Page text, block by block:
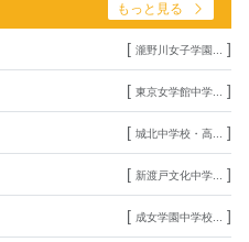
もっと見る
[ 瀧野川女子学園... ]
[ 東京女学館中学... ]
[ 城北中学校・高... ]
[ 新渡戸文化中学... ]
[ 成女学園中学校... ]